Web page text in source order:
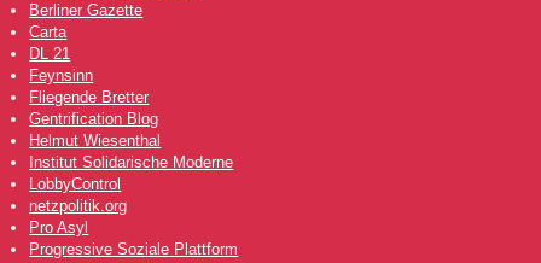
Berliner Gazette
Carta
DL 21
Feynsinn
Fliegende Bretter
Gentrification Blog
Helmut Wiesenthal
Institut Solidarische Moderne
LobbyControl
netzpolitik.org
Pro Asyl
Progressive Soziale Plattform